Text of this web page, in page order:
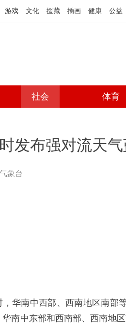
游戏 文化 援藏 插画 健康 公益
社会 体育
发布强对流天
象台
华南中西部、西南地区南部
南中东部和西南部、西南地